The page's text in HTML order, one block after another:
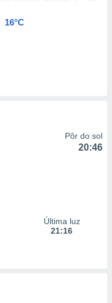
16°C
Pôr do sol
20:46
Última luz
21:16